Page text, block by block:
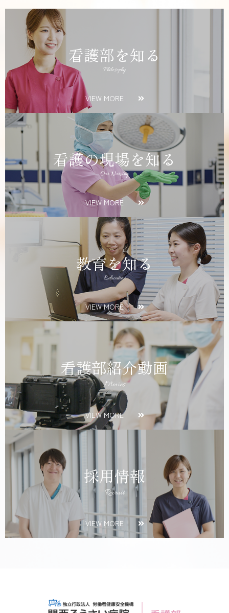
看護部を知る
Philosophy
VIEW MORE
看護の現場を知る
Our Nursing
VIEW MORE
教育を知る
Education
VIEW MORE
看護部紹介動画
Movies
VIEW MORE
採用情報
Recruit
VIEW MORE